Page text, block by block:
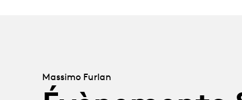
Massimo Furlan